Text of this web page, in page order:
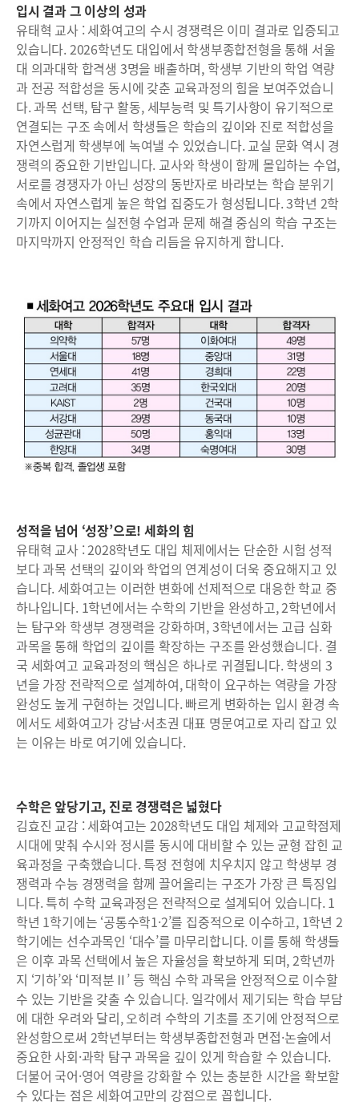
입시 결과 그 이상의 성과
유태혁 교사 : 세화여고의 수시 경쟁력은 이미 결과로 입증되고
있습니다. 2026학년도 대입에서 학생부종합전형을 통해 서울
대 의과대학 합격생 3명을 배출하며, 학생부 기반의 학업 역량
과 전공 적합성을 동시에 갖춘 교육과정의 힘을 보여주었습니
다. 과목 선택, 탐구 활동, 세부능력 및 특기사항이 유기적으로
연결되는 구조 속에서 학생들은 학습의 깊이와 진로 적합성을
자연스럽게 학생부에 녹여낼 수 있었습니다. 교실 문화 역시 경
쟁력의 중요한 기반입니다. 교사와 학생이 함께 몰입하는 수업,
서로를 경쟁자가 아닌 성장의 동반자로 바라보는 학습 분위기
속에서 자연스럽게 높은 학업 집중도가 형성됩니다. 3학년 2학
기까지 이어지는 실전형 수업과 문제 해결 중심의 학습 구조는
마지막까지 안정적인 학습 리듬을 유지하게 합니다.
성적을 넘어 ‘성장’으로! 세화의 힘
유태혁 교사 : 2028학년도 대입 체제에서는 단순한 시험 성적
보다 과목 선택의 깊이와 학업의 연계성이 더욱 중요해지고 있
습니다. 세화여고는 이러한 변화에 선제적으로 대응한 학교 중
하나입니다. 1학년에서는 수학의 기반을 완성하고, 2학년에서
는 탐구와 학생부 경쟁력을 강화하며, 3학년에서는 고급 심화
과목을 통해 학업의 깊이를 확장하는 구조를 완성했습니다. 결
국 세화여고 교육과정의 핵심은 하나로 귀결됩니다. 학생의 3
년을 가장 전략적으로 설계하여, 대학이 요구하는 역량을 가장
완성도 높게 구현하는 것입니다. 빠르게 변화하는 입시 환경 속
에서도 세화여고가 강남·서초권 대표 명문여고로 자리 잡고 있
는 이유는 바로 여기에 있습니다.
수학은 앞당기고, 진로 경쟁력은 넓혔다
김효진 교감 : 세화여고는 2028학년도 대입 체제와 고교학점제
시대에 맞춰 수시와 정시를 동시에 대비할 수 있는 균형 잡힌 교
육과정을 구축했습니다. 특정 전형에 치우치지 않고 학생부 경
쟁력과 수능 경쟁력을 함께 끌어올리는 구조가 가장 큰 특징입
니다. 특히 수학 교육과정은 전략적으로 설계되어 있습니다. 1
학년 1학기에는 ‘공통수학1·2’를 집중적으로 이수하고, 1학년 2
학기에는 선수과목인 ‘대수’를 마무리합니다. 이를 통해 학생들
은 이후 과목 선택에서 높은 자율성을 확보하게 되며, 2학년까
지 ‘기하’와 ‘미적분Ⅱ’ 등 핵심 수학 과목을 안정적으로 이수할
수 있는 기반을 갖출 수 있습니다. 일각에서 제기되는 학습 부담
에 대한 우려와 달리, 오히려 수학의 기초를 조기에 안정적으로
완성함으로써 2학년부터는 학생부종합전형과 면접·논술에서
중요한 사회·과학 탐구 과목을 깊이 있게 학습할 수 있습니다.
더불어 국어·영어 역량을 강화할 수 있는 충분한 시간을 확보할
수 있다는 점은 세화여고만의 강점으로 꼽힙니다.